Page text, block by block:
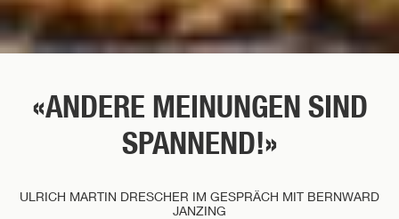
«ANDERE MEINUNGEN SIND
SPANNEND!»
ULRICH MARTIN DRESCHER IM GESPRÄCH MIT BERNWARD
JANZING